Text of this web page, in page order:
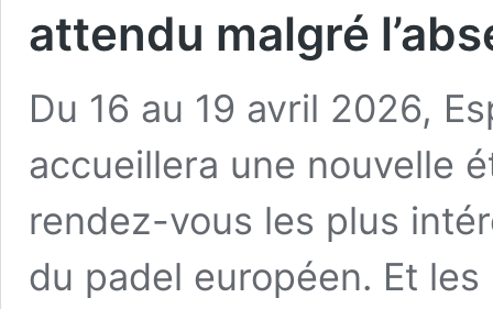
attendu malgré
Du 16 au 19 avril 2026,
accueillera une nouvelle
rendez-vous les plus
du padel européen. Et